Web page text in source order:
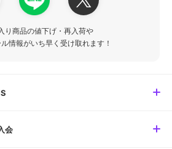
り商品の値下げ・再入荷や
情報がいち早く受け取れます！
会